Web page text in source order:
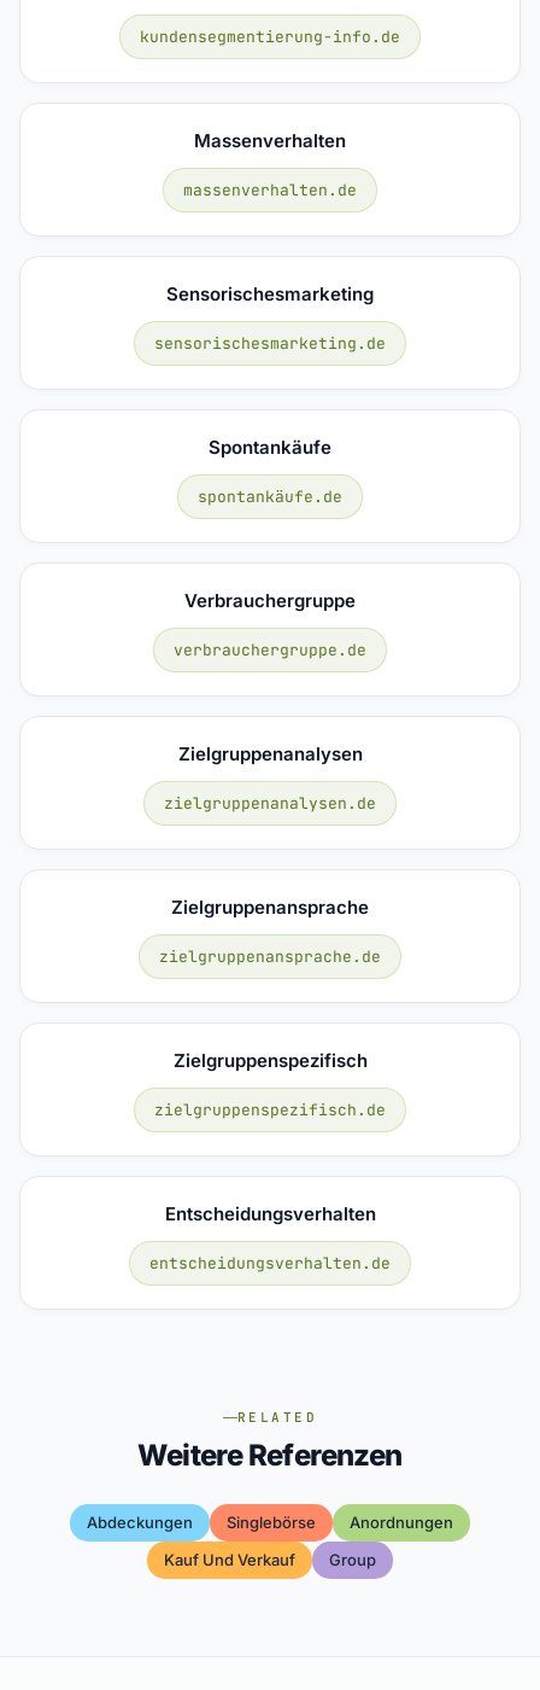
kundensegmentierung-info.de
Massenverhalten
massenverhalten.de
Sensorischesmarketing
sensorischesmarketing.de
Spontankäufe
spontankäufe.de
Verbrauchergruppe
verbrauchergruppe.de
Zielgruppenanalysen
zielgruppenanalysen.de
Zielgruppenansprache
zielgruppenansprache.de
Zielgruppenspezifisch
zielgruppenspezifisch.de
Entscheidungsverhalten
entscheidungsverhalten.de
RELATED
Weitere Referenzen
Abdeckungen Singlebörse
Anordnungen
Kauf Und Verkauf
Group